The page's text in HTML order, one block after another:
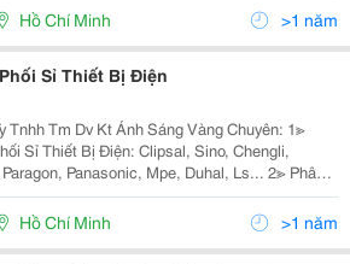
Ngọc, 168 Lighting, Kim Lo
Hồ Chí Minh >1 năm
Sỉ Thiết Bị Điện
Tnhh Tm Dv Kt Ánh Sáng Vàng Chuyên: 1≫
Sỉ Thiết Bị Điện: Clipsal, Sino, Chengli,
Panasonic, Mpe, Duhal, Ls... 2≫ Phân
Chiếu Sáng Nội Ngoại Thất: Nét Việt, Euro,
Ngọc, 168 Lighting, Kim Lo
Hồ Chí Minh >1 năm